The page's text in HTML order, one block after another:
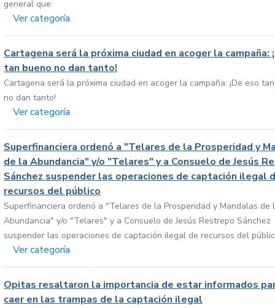
general que:
Ver categoría
Cartagena será la próxima ciudad en acoger la campaña:
tan bueno no dan tanto!
Cartagena será la próxima ciudad en acoger la campaña: ¡De eso
no dan tanto!
Ver categoría
Superfinanciera ordenó a "Telares de la Prosperidad y
de la Abundancia" y/o "Telares" y a Consuelo de Jesús
Sánchez suspender las operaciones de captación ilegal
recursos del público
Superfinanciera ordenó a "Telares de la Prosperidad y Mandalas de
Abundancia" y/o "Telares" y a Consuelo de Jesús Restrepo Sánchez
suspender las operaciones de captación ilegal de recursos del
Ver categoría
Opitas resaltaron la importancia de estar informados
caer en las trampas de la captación ilegal